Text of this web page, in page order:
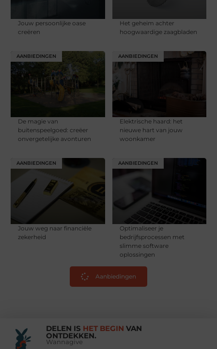
Jouw persoonlijke oase
creëren
Het geheim achter
hoogwaardige zaagbladen
AANBIEDINGEN
De magie van
buitenspeelgoed: creëer
onvergetelijke avonturen
AANBIEDINGEN
Elektrische haard: het
nieuwe hart van jouw
woonkamer
AANBIEDINGEN
Jouw weg naar financiële
zekerheid
AANBIEDINGEN
Optimaliseer je
bedrijfsprocessen met
slimme software
oplossingen
Aanbiedingen
DELEN IS HET BEGIN VAN
ONTDEKKEN.
Wannagive